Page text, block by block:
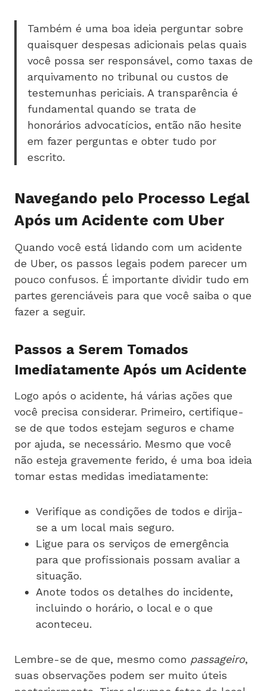
Também é uma boa ideia perguntar sobre
quaisquer despesas adicionais pelas quais
você possa ser responsável, como taxas de
arquivamento no tribunal ou custos de
testemunhas periciais. A transparência é
fundamental quando se trata de
honorários advocatícios, então não hesite
em fazer perguntas e obter tudo por
escrito.
Navegando pelo Processo Legal
Após um Acidente com Uber
Quando você está lidando com um acidente
de Uber, os passos legais podem parecer um
pouco confusos. É importante dividir tudo em
partes gerenciáveis para que você saiba o que
fazer a seguir.
Passos a Serem Tomados
Imediatamente Após um Acidente
Logo após o acidente, há várias ações que
você precisa considerar. Primeiro, certifique-
se de que todos estejam seguros e chame
por ajuda, se necessário. Mesmo que você
não esteja gravemente ferido, é uma boa ideia
tomar estas medidas imediatamente:
Verifique as condições de todos e dirija-
se a um local mais seguro.
Ligue para os serviços de emergência
para que profissionais possam avaliar a
situação.
Anote todos os detalhes do incidente,
incluindo o horário, o local e o que
aconteceu.
Lembre-se de que, mesmo como passageiro,
suas observações podem ser muito úteis